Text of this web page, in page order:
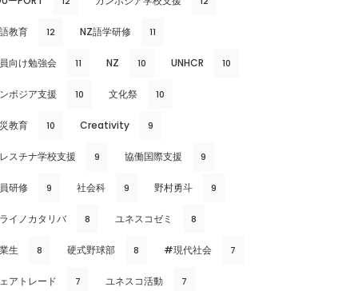
教育 12 NZ語学研修 11
向け勉強会 11 NZ 10 UNHCR 10
ボジア支援 10 文化祭 10
教育 10 Creativity 9
スチナ学校支援 9 協働国際支援 9
研修 9 社会科 9 野村勇斗 9
イノカタリバ 8 ユネスコゼミ 8
生 8 硬式野球部 8 #現代社会 7
アトレード 7 ユネスコ活動 7